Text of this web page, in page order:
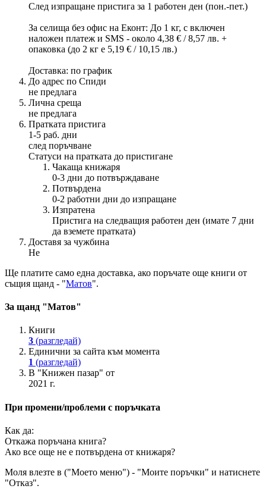
След изпращане пристига за 1 работен ден (пон.-пет.)
За селища без офис на Еконт: До 1 кг, с включен
наложен платеж и SMS - около 4,38 € / 8,57 лв. +
опаковка (до 2 кг е 5,19 € / 10,15 лв.)
Доставка: по график
До адрес по Спиди
не предлага
Лична среща
не предлага
Пратката пристига
1-5 раб. дни
след поръчване
Статуси на пратката до пристигане
Чакаща книжаря
0-3 дни до потвърждаване
Потвърдена
0-2 работни дни до изпращане
Изпратена
Пристига на следващия работен ден (имате 7 дни
да вземете пратката)
Доставя за чужбина
Не
Ще платите само една доставка, ако поръчате още книги от
същия щанд - "Матов".
За щанд "Матов"
Книги
3 (разгледай)
Единични за сайта към момента
1 (разгледай)
В "Книжен пазар" от
2021 г.
При промени/проблеми с поръчката
Как да:
Откажа поръчана книга?
Ако все още не е потвърдена от книжаря?
Моля влезте в ("Моето меню") - "Моите поръчки" и натиснете
"Отказ".